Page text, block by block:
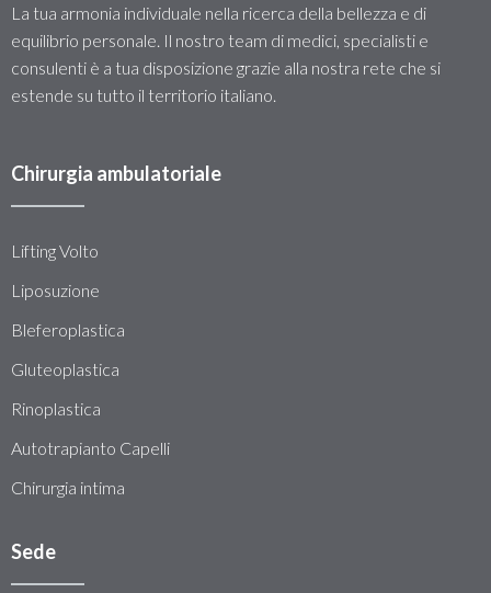
La tua armonia individuale nella ricerca della bellezza e di
equilibrio personale. Il nostro team di medici, specialisti e
consulenti è a tua disposizione grazie alla nostra rete che si
estende su tutto il territorio italiano.
Chirurgia ambulatoriale
Lifting Volto
Liposuzione
Bleferoplastica
Gluteoplastica
Rinoplastica
Autotrapianto Capelli
Chirurgia intima
Sede